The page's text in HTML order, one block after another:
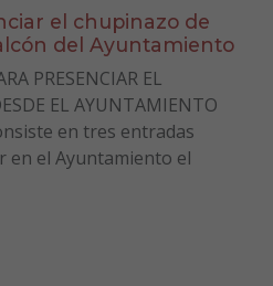
el chupinazo de
del Ayuntamiento
PRESENCIAR EL
EL AYUNTAMIENTO
en tres entradas
en el Ayuntamiento el